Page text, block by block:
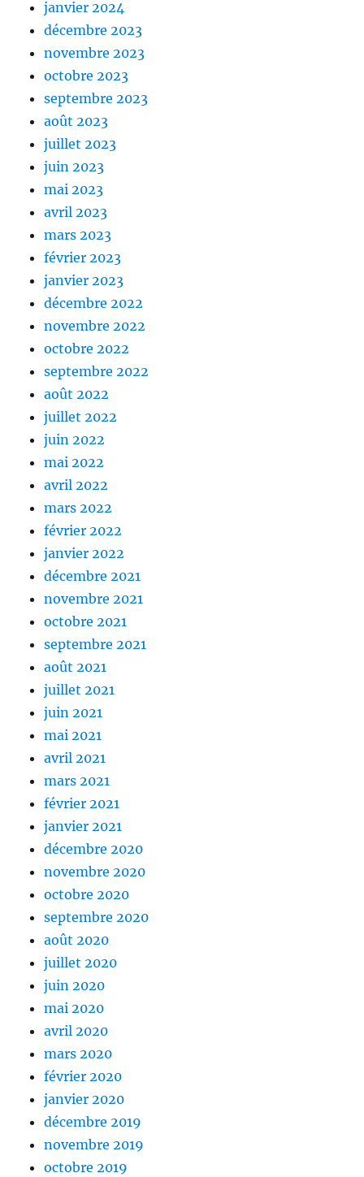
janvier 2024
décembre 2023
novembre 2023
octobre 2023
septembre 2023
août 2023
juillet 2023
juin 2023
mai 2023
avril 2023
mars 2023
février 2023
janvier 2023
décembre 2022
novembre 2022
octobre 2022
septembre 2022
août 2022
juillet 2022
juin 2022
mai 2022
avril 2022
mars 2022
février 2022
janvier 2022
décembre 2021
novembre 2021
octobre 2021
septembre 2021
août 2021
juillet 2021
juin 2021
mai 2021
avril 2021
mars 2021
février 2021
janvier 2021
décembre 2020
novembre 2020
octobre 2020
septembre 2020
août 2020
juillet 2020
juin 2020
mai 2020
avril 2020
mars 2020
février 2020
janvier 2020
décembre 2019
novembre 2019
octobre 2019